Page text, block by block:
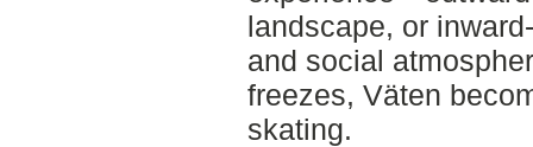
landscape, or
and social
freezes, Väten
skating.